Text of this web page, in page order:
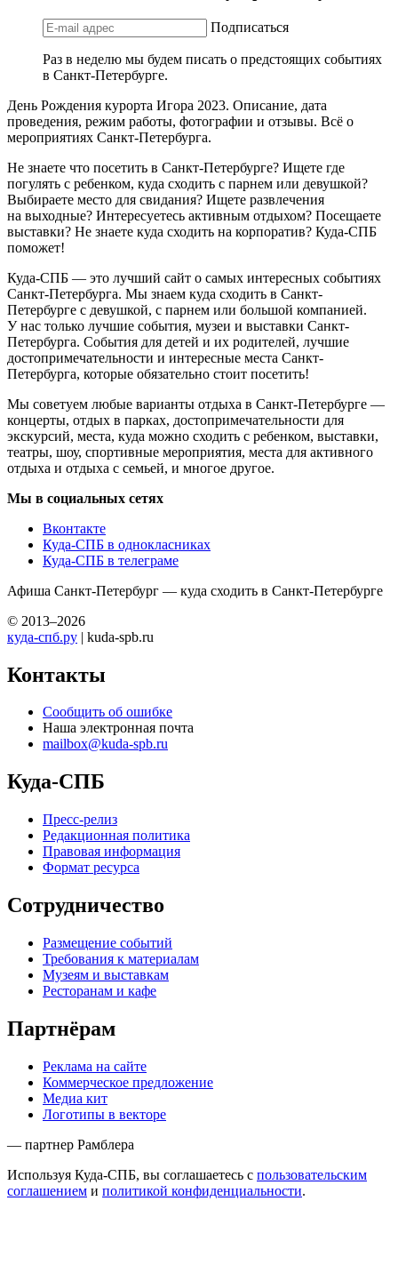
Подписаться
Раз в неделю мы будем писать о предстоящих событиях
в Санкт-Петербурге.
День Рождения курорта Игора 2023. Описание, дата
проведения, режим работы, фотографии и отзывы. Всё о
мероприятиях Санкт-Петербурга.
Не знаете что посетить в Санкт-Петербурге? Ищете где
погулять с ребенком, куда сходить с парнем или девушкой?
Выбираете место для свидания? Ищете развлечения
на выходные? Интересуетесь активным отдыхом? Посещаете
выставки? Не знаете куда сходить на корпоратив? Куда-СПБ
поможет!
Куда-СПБ — это лучший сайт о самых интересных событиях
Санкт-Петербурга. Мы знаем куда сходить в Санкт-
Петербурге с девушкой, с парнем или большой компанией.
У нас только лучшие события, музеи и выставки Санкт-
Петербурга. События для детей и их родителей, лучшие
достопримечательности и интересные места Санкт-
Петербурга, которые обязательно стоит посетить!
Мы советуем любые варианты отдыха в Санкт-Петербурге —
концерты, отдых в парках, достопримечательности для
экскурсий, места, куда можно сходить с ребенком, выставки,
театры, шоу, спортивные мероприятия, места для активного
отдыха и отдыха с семьей, и многое другое.
Мы в социальных сетях
Вконтакте
Куда-СПБ в однокласниках
Куда-СПБ в телеграме
Афиша Санкт-Петербург — куда сходить в Санкт-Петербурге
© 2013–2026
куда-спб.ру | kuda-spb.ru
Контакты
Сообщить об ошибке
Наша электронная почта
mailbox@kuda-spb.ru
Куда-СПБ
Пресс-релиз
Редакционная политика
Правовая информация
Формат ресурса
Сотрудничество
Размещение событий
Требования к материалам
Музеям и выставкам
Ресторанам и кафе
Партнёрам
Реклама на сайте
Коммерческое предложение
Медиа кит
Логотипы в векторе
— партнер Рамблера
Используя Куда-СПБ, вы соглашаетесь с пользовательским
соглашением и политикой конфиденциальности.